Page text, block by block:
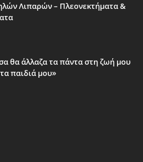
Λιπαρών – Πλεονεκτήματα &
θα άλλαζα τα πάντα στη ζωή μου
παιδιά μου»